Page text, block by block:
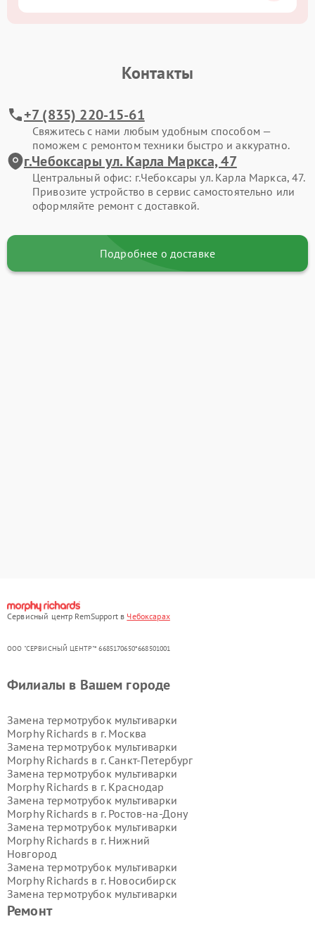
Контакты
+7 (835) 220-15-61
Свяжитесь с нами любым удобным способом —
поможем с ремонтом техники быстро и аккуратно.
г.Чебоксары ул. Карла Маркса, 47
Центральный офис: г.Чебоксары ул. Карла Маркса, 47.
Привозите устройство в сервис самостоятельно или
оформляйте ремонт с доставкой.
Подробнее о доставке
Сервисный центр RemSupport в Чебоксарах
ООО "СЕРВИСНЫЙ ЦЕНТР"* 6685170650*668501001
Ремонт
Филиалы в Вашем городе
Замена термотрубок мультиварки
Morphy Richards в г. Москва
Замена термотрубок мультиварки
Morphy Richards в г. Санкт-Петербург
Замена термотрубок мультиварки
Morphy Richards в г. Краснодар
Замена термотрубок мультиварки
Morphy Richards в г. Ростов-на-Дону
Замена термотрубок мультиварки
Morphy Richards в г. Нижний
Новгород
Замена термотрубок мультиварки
Morphy Richards в г. Новосибирск
Замена термотрубок мультиварки
Morphy Richards в г.
Замена термотрубок мультиварки